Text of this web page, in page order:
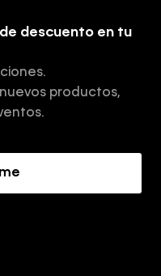
descuento en tu
productos,